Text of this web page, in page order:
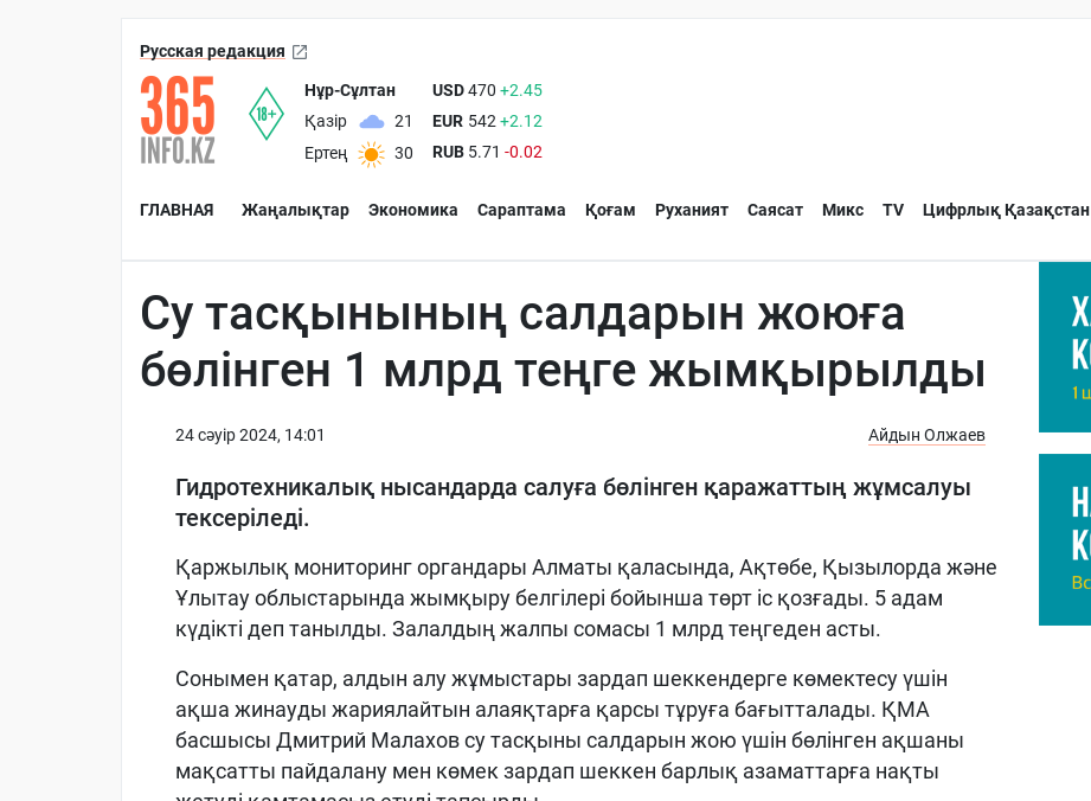
Русская редакция
Нұр-Сұлтан
Қазір
21
Ертең
30
USD470 +2.45
EUR 542 +2.12
RUB 5.71 -0.02
ГЛАВНАЯ Жаңалықтар Экономика Сараптама Қоғам Руханият Саясат Микс TV Цифрлық Қазақстан
Су тасқынының салдарын жоюға
бөлінген 1 млрд теңге жымқырылды
24 сәуiр 2024, 14:01 Айдын Олжаев
Гидротехникалық нысандарда салуға бөлінген қаражаттың жұмсалуы
тексеріледі.
Қаржылық мониторинг органдары Алматы қаласында, Ақтөбе, Қызылорда және
Ұлытау облыстарында жымқыру белгілері бойынша төрт іс қозғады. 5 адам
күдікті деп танылды. Залалдың жалпы сомасы 1 млрд теңгеден асты.
Сонымен қатар, алдын алу жұмыстары зардап шеккендерге көмектесу үшін
ақша жинауды жариялайтын алаяқтарға қарсы тұруға бағытталады. ҚМА
басшысы Дмитрий Малахов су тасқыны салдарын жою үшін бөлінген ақшаны
мақсатты пайдалану мен көмек зардап шеккен барлық азаматтарға нақты